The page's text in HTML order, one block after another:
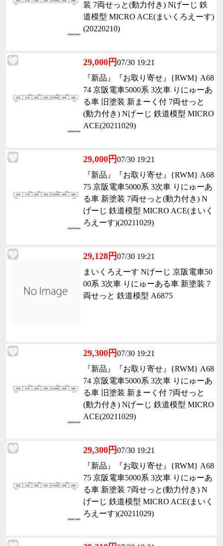
装 7両せっと(動力付き) Nげーじ 鉄
道模型 MICRO ACE(まいくろえーす)
(20220210)
29,000円07/30 19:21
『新品』『お取り寄せ』{RWM} A68
74 京阪電車5000系 3次車 りにゅーあ
る車 旧塗装 新まーく付 7両せっと
(動力付き) Nげーじ 鉄道模型 MICRO
ACE(20211029)
29,000円07/30 19:21
『新品』『お取り寄せ』{RWM} A68
75 京阪電車5000系 3次車 りにゅーあ
る車 新塗装 7両せっと(動力付き) N
げーじ 鉄道模型 MICRO ACE(まいく
ろえーす)(20211029)
29,128円07/30 19:21
まいくろえーす Nげーじ 京阪電車50
00系 3次車 りにゅーある車 新塗装 7
両せっと 鉄道模型 A6875
29,300円07/30 19:21
『新品』『お取り寄せ』{RWM} A68
74 京阪電車5000系 3次車 りにゅーあ
る車 旧塗装 新まーく付 7両せっと
(動力付き) Nげーじ 鉄道模型 MICRO
ACE(20211029)
29,300円07/30 19:21
『新品』『お取り寄せ』{RWM} A68
75 京阪電車5000系 3次車 りにゅーあ
る車 新塗装 7両せっと(動力付き) N
げーじ 鉄道模型 MICRO ACE(まいく
ろえーす)(20211029)